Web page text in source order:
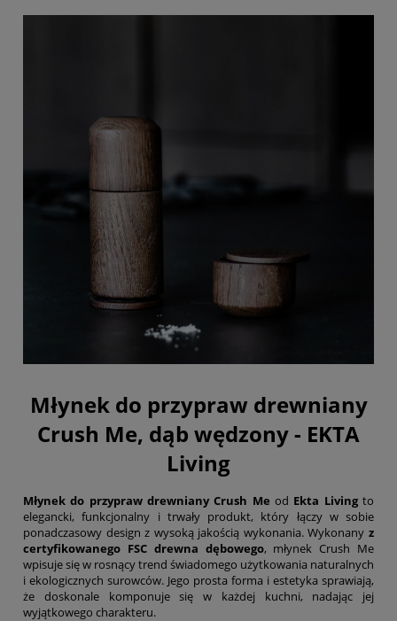
Młynek do przypraw drewniany
Crush Me, dąb wędzony - EKTA
Living
Młynek do przypraw drewniany Crush Me od Ekta Livingto
elegancki, funkcjonalny i trwały produkt, który łączy w sobie
ponadczasowy design z wysoką jakością wykonania. Wykonany z
certyfikowanego FSC drewna dębowego, młynek Crush Me
wpisuje się w rosnący trend świadomego użytkowania naturalnych
i ekologicznych surowców. Jego prosta forma i estetyka sprawiają,
że doskonale komponuje się w każdej kuchni, nadając jej
wyjątkowego charakteru.